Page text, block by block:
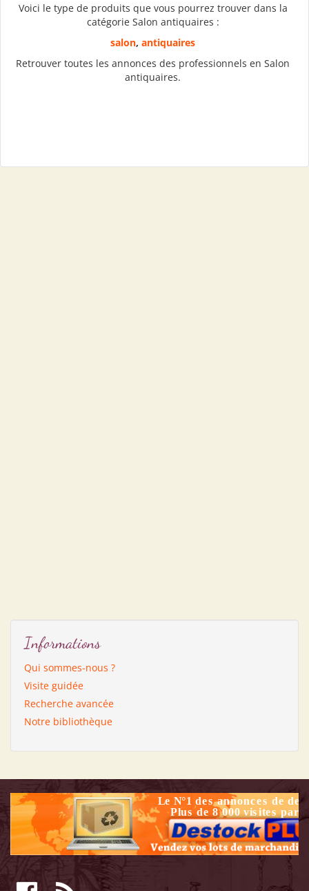
Voici le type de produits que vous pourrez trouver dans la
catégorie Salon antiquaires :
salon,antiquaires
Retrouver toutes les annonces des professionnels en Salon
antiquaires.
Informations
Qui sommes-nous ?
Visite guidée
Recherche avancée
Notre bibliothèque